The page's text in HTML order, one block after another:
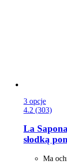
3 opcje
4.2 (303)
La
słodką
Ma